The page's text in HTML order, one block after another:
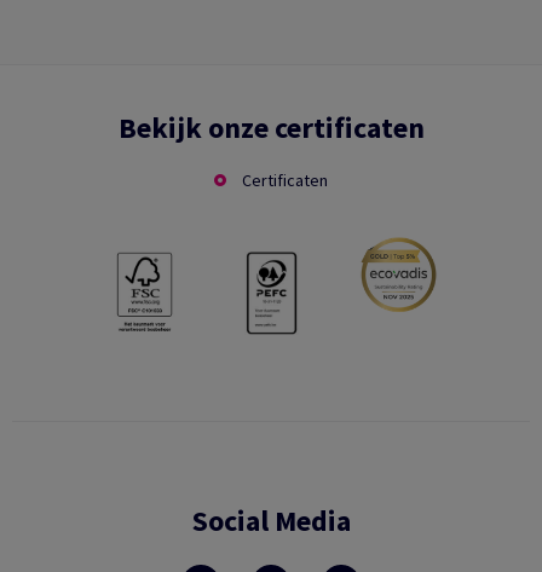
Bekijk onze certificaten
Certificaten
Social Media